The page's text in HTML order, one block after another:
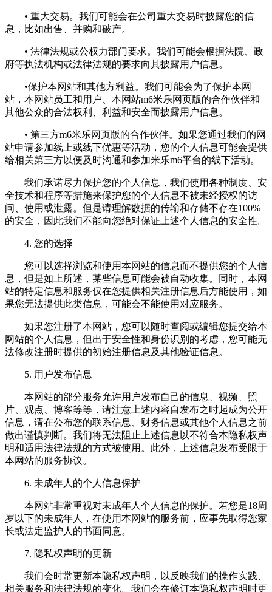
• 重大交易。我们可能会在公司重大交易时披露您的信
息，比如出售、并购和破产。
• 法律法规或公权力部门要求。我们可能会根据法院、政
府等执法机构或法律法规的要求向其披露用户信息。
•保护本网站和其他方利益。我们可能会为了保护本网
站，本网站员工和用户、本网站m6米乐网页版的合作伙伴和
其他公众的合法权利、利益和安全而披露用户信息。
• 第三方m6米乐网页版的合作伙伴。如果您通过我们的网
站申请参加线上或线下优惠等活动，您的个人信息可能会提供
给相关第三方以便及时沟通和参加米乐m6平台的线下活动。
我们承诺尽力保护您的个人信息，我们使用各种制度、安
全技术和程序等措施来保护您的个人信息不被未经授权的访
问、使用或泄露。但是请理解数据的传输和存储不存在100%
的安全，因此我们不能向您绝对保证上述个人信息的安全性。
4. 您的选择
您可以选择浏览和使用本网站的信息而不提供您的个人信
息，但是如上所述，某些信息可能会被自动收集。同时，本网
站的特定信息和服务仅在您提供相关注册信息后方能使用，如
果您无法提供此类信息，可能会不能使用对应服务。
如果您注册了本网站，您可以随时查阅或编辑您提交给本
网站的个人信息，但出于安全性和身份识别的考虑，您可能无
法修改注册时提供的初始注册信息及其他验证信息。
5. 用户发布信息
本网站的部分服务允许用户发布自己的信息、视频、照
片、观点、博客等等，请注意上述内容自发布之时起成为公开
信息，请在公布您的联系信息、财务信息或其他个人信息之前
做出谨慎判断。我们将无法阻止上述信息以不符合本隐私权声
明和适用法律法规的方式被使用。此外，上述信息发布受限于
本网站的服务协议。
6. 未成年人的个人信息保护
本网站非常重视对未成年人个人信息的保护。若您是18周
岁以下的未成年人，在使用本网站的服务前，应事先取得您家
长或法定监护人的书面同意。
7. 隐私权声明的更新
我们会时常更新本隐私权声明，以反映我们的操作实践、
相关服务和法律法规的变化。我们会在修订本隐私权声明时更